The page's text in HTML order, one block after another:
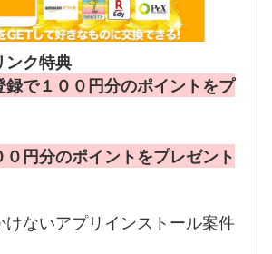
ンク特典
録で１００円分のポイントをプ
円分のポイントをプレゼント
ないアプリインストール案件